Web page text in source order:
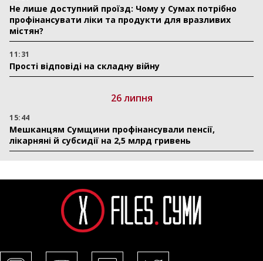
Не лише доступний проїзд: Чому у Сумах потрібно
профінансувати ліки та продукти для вразливих
містян?
11:31
Прості відповіді на складну війну
26 липня
15:44
Мешканцям Сумщини профінансували пенсії,
лікарняні й субсидії на 2,5 млрд гривень